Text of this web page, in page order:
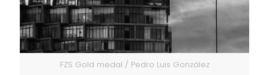
FZS Gold medal / Pedro Luis González